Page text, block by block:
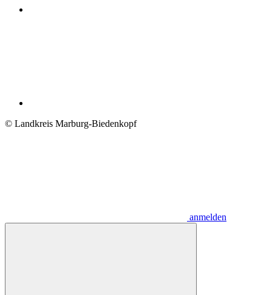
© Landkreis Marburg-Biedenkopf
anmelden